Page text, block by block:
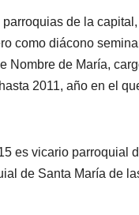
de la
como diácono
Nombre de María,
2011, año en el
es vicario parroquial
de Santa María de